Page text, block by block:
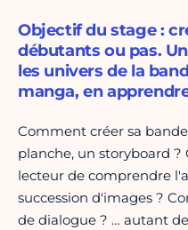
Objectif du stage :
débutants ou pas.
les univers de la
manga, en
Comment créer sa
planche, un storyboard
lecteur de comprendre
succession d'images ?
de dialogue ? … autant